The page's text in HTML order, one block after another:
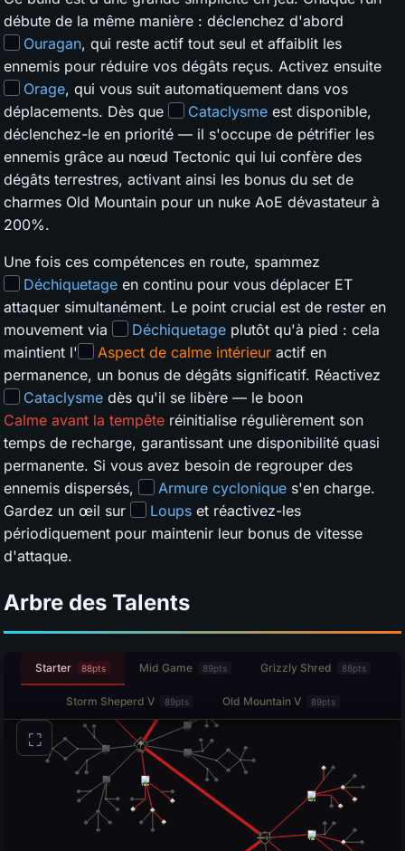
débute de la même manière : déclenchez d'abord
Ouragan, qui reste actif tout seul et affaiblit les
ennemis pour réduire vos dégâts reçus. Activez ensuite
Orage, qui vous suit automatiquement dans vos
déplacements. Dès que
Cataclysme est disponible,
déclenchez-le en priorité — il s'occupe de pétrifier les
ennemis grâce au nœud Tectonic qui lui confère des
dégâts terrestres, activant ainsi les bonus du set de
charmes Old Mountain pour un nuke AoE dévastateur à
200%.
Une fois ces compétences en route, spammez
Déchiquetage en continu pour vous déplacer ET
attaquer simultanément. Le point crucial est de rester en
mouvement via
Déchiquetage plutôt qu'à pied : cela
maintient l'
Aspect de calme intérieur actif en
permanence, un bonus de dégâts significatif. Réactivez
Cataclysme dès qu'il se libère — le boon
Calme avant la tempête réinitialise régulièrement son
temps de recharge, garantissant une disponibilité quasi
permanente. Si vous avez besoin de regrouper des
ennemis dispersés,
Armure cyclonique s'en charge.
Gardez un œil sur
Loups et réactivez-les
périodiquement pour maintenir leur bonus de vitesse
d'attaque.
Arbre des Talents